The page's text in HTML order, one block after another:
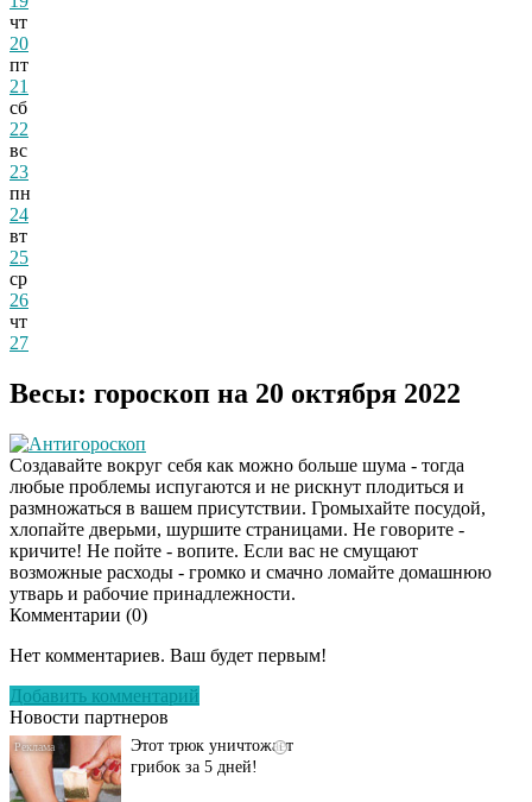
чт
20
пт
21
сб
22
вс
23
пн
24
вт
25
ср
26
чт
27
Весы: гороскоп на 20 октября 2022
Антигороскоп
Создавайте вокруг себя как можно больше шума - тогда
любые проблемы испугаются и не рискнут плодиться и
размножаться в вашем присутствии. Громыхайте посудой,
хлопайте дверьми, шуршите страницами. Не говорите -
кричите! Не пойте - вопите. Если вас не смущают
возможные расходы - громко и смачно ломайте домашнюю
утварь и рабочие принадлежности.
Комментарии (0)
Нет комментариев. Ваш будет первым!
Добавить комментарий
Новости партнеров
Даже самый
исчезнет с корнем,
i
Этот трюк уничтожает
грибок за 5 дней!